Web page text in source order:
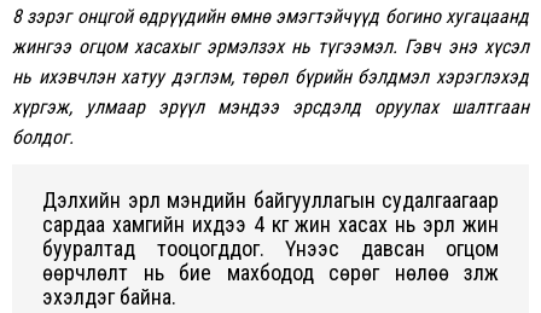
8 зэрэг онцгой өдрүүдийн өмнө эмэгтэйчүүд богино хугацаанд
жингээ огцом хасахыг эрмэлзэх нь түгээмэл. Гэвч энэ хүсэл
нь ихэвчлэн хатуу дэглэм, төрөл бүрийн бэлдмэл хэрэглэхэд
хүргэж, улмаар эрүүл мэндээ эрсдэлд оруулах шалтгаан
болдог.
Дэлхийн эрүүл мэндийн байгууллагын судалгаагаар
сардаа хамгийн ихдээ 4 кг жин хасах нь эрүүл жин
бууралтад тооцогддог. Үүнээс давсан огцом
өөрчлөлт нь бие махбодод сөрөг нөлөө үзүүлж
эхэлдэг байна.